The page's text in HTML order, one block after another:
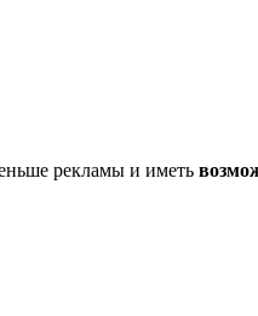
рекламы и иметь